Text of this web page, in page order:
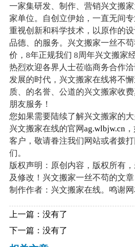
一家集研发、制作、营销兴文搬
家单位。自创立伊始，一直无间
重视创新和科学技术，以原作的
品德、的服务。兴文搬家一丝不
价，8年正规我们 8周年兴文搬家
热烈欢迎各界人士莅临商务合作
发展的时代，兴文搬家在线将不
质、的名誉、公道的兴文搬家收
朋友服务！
您如果需要陆续了解兴文搬家的
兴文搬家在线的官网ag.wlbjw.cn
客户，敬请眷注我们网站或者拨
们。
版权声明：原创内容，版权所有
及修改！兴文搬家一丝不苟的文
制作作者：兴文搬家在线。鸣谢网
上一篇：没有了
下一篇：没有了